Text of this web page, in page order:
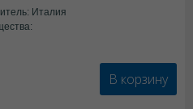
Италия
В корзину